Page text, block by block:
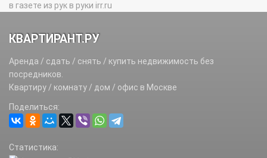
в газете из рук в руки irr.ru
КВАРТИРАНТ.РУ
Аренда / сдать / снять / купить недвижимость без
посредников.
Квартиру / комнату / дом / офис в Москве
Поделиться:
Статистика: